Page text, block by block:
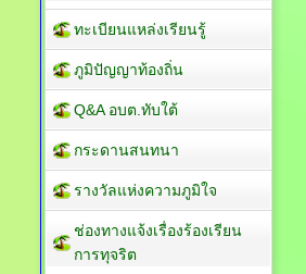
ทะเบียนแหล่งเรียนรู้
ภูมิปัญญาท้องถิ่น
Q&A อบต.ทับใต้
กระดานสนทนา
รางวัลแห่งความภูมิใจ
ช่องทางแจ้งเรื่องร้องเรียน
การทุจริต